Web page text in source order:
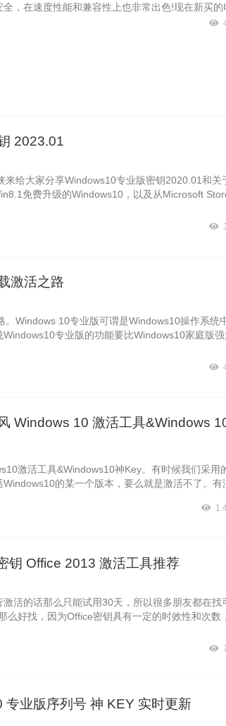
，在速度性能和兼容性上也非常出色!现在新买的
统，而Windows10家庭中文版很多功能受限，操
很多用户想要把自带的Windows10家庭中文版升
2023.01
来给大家分享Windows10专业版密钥2020.01和关
免费升级的Windows10，以及从Microsoft
?这些都是大家所关心的Windows10激活问题。其
，下面我们来看看Windows10专业版以及其他版
激活之路
。Windows 10专业版可谓是Windows10操作系统
专业版的功能要比Windows10家庭版
专业版怎么下载，怎么激活呢？下面我们来
Windows 10 激活工具&Windows
激活工具&Windows10神Key。有时候我们采用
的某一个版本，要么就是激活不了。有
钥 Office 2013 激活工具推荐
活的话那么只能试用30天，所以很多朋友都在找
么好找，因为Office密钥具有一定的时效性和次数
专业版序列号 神 KEY 实时更新